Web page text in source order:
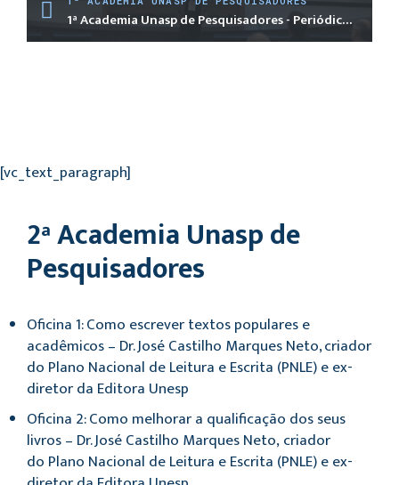
1ª Academia Unasp de Pesquisadores - Periódicos Acadêmicos. Palestra 1
[vc_text_paragraph]
2ª Academia Unasp de
Pesquisadores
Oficina 1: Como escrever textos populares e
acadêmicos – Dr. José Castilho Marques Neto, criador
do Plano Nacional de Leitura e Escrita (PNLE) e ex-
diretor da Editora Unesp
Oficina 2: Como melhorar a qualificação dos seus
livros – Dr. José Castilho Marques Neto, criador
do Plano Nacional de Leitura e Escrita (PNLE) e ex-